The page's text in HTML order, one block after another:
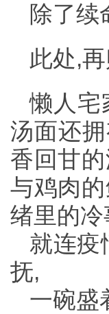
除了续
此处,
懒人宅
汤面还
香回甘
与鸡肉
绪里的
就连疫
抚,
一碗盛